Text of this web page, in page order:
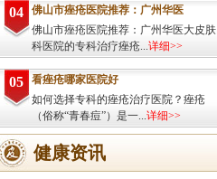
04
佛山市痤疮医院推荐：广州华医
佛山市痤疮医院推荐：广州华医大皮肤
科医院的专科治疗痤疮...详细>>
05
看痤疮哪家医院好
如何选择专科的痤疮治疗医院？痤疮
（俗称“青春痘”）是一...详细>>
健康资讯